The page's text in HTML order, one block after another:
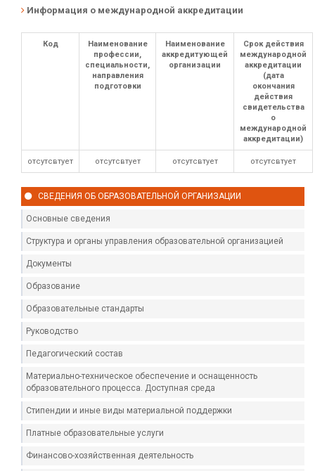
Информация о международной аккредитации
Код
Наименование
профессии,
специальности,
направления
подготовки
Наименование
аккредитующей
организации
Срок действия
международной
аккредитации
(дата
окончания
действия
свидетельства
о
международной
аккредитации)
отсутсвтует отсутсвтует отсутсвтует отсутсвтует
СВЕДЕНИЯ ОБ ОБРАЗОВАТЕЛЬНОЙ ОРГАНИЗАЦИИ
Основные сведения
Структура и органы управления образовательной организацией
Документы
Образование
Образовательные стандарты
Руководство
Педагогический состав
Материально-техническое обеспечение и оснащенность
образовательного процесса. Доступная среда
Стипендии и иные виды материальной поддержки
Платные образовательные услуги
Финансово-хозяйственная деятельность